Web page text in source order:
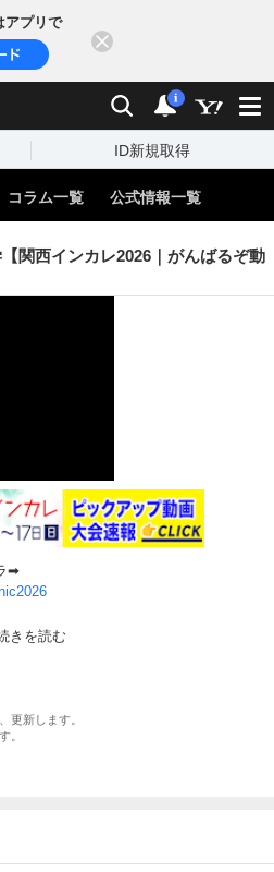
アプリで
検索 通知
i
ID新規取得
コラム一覧 公式情報一覧
関西インカレ2026｜がんばるぞ動
➡︎
！
ル」！！
きを読む
更新します。
。